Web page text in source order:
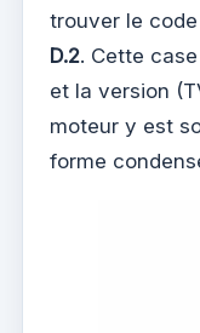
trouver le
D.2. Cette
et la version
moteur y est
forme